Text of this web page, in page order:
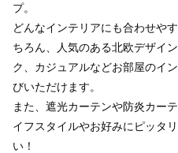
プ。
どんなインテリアにも合わせや
ちろん、人気のある北欧デザイ
ク、カジュアルなどお部屋のイ
びいただけます。
また、遮光カーテンや防炎カー
イフスタイルやお好みにピッタ
い！